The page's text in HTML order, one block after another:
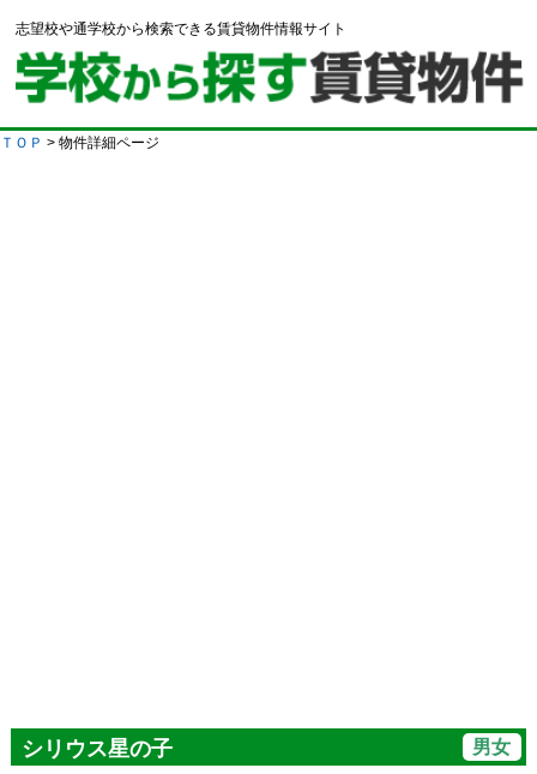
志望校や通学校から検索できる賃貸物件情報サイト
ＴＯＰ > 物件詳細ページ
シリウス星の子 男女